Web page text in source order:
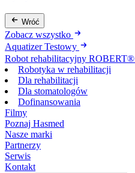
Wróć
Zobacz wszystko
Aquatizer Testowy
Robot rehabilitacyjny ROBERT®
Robotyka w rehabilitacji
Dla rehabilitacji
Dla stomatologów
Dofinansowania
Filmy
Poznaj Hasmed
Nasze marki
Partnerzy
Serwis
Kontakt